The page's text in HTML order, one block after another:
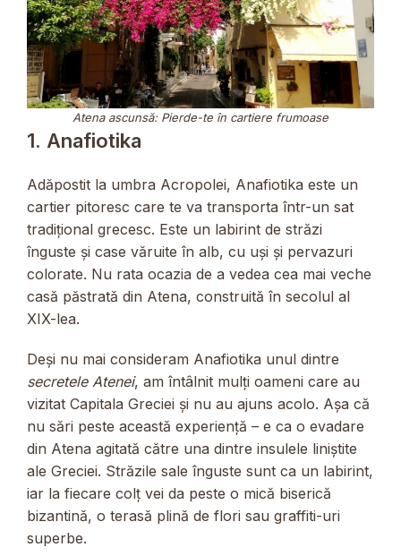
Atena ascunsă: Pierde-te în cartiere frumoase
1. Anafiotika
Adăpostit la umbra Acropolei, Anafiotika este un
cartier pitoresc care te va transporta într-un sat
tradițional grecesc. Este un labirint de străzi
înguste și case văruite în alb, cu uși și pervazuri
colorate. Nu rata ocazia de a vedea cea mai veche
casă păstrată din Atena, construită în secolul al
XIX-lea.
Deși nu mai consideram Anafiotika unul dintre
secretele Atenei, am întâlnit mulți oameni care au
vizitat Capitala Greciei și nu au ajuns acolo. Așa că
nu sări peste această experiență – e ca o evadare
din Atena agitată către una dintre insulele liniștite
ale Greciei. Străzile sale înguste sunt ca un labirint,
iar la fiecare colț vei da peste o mică biserică
bizantină, o terasă plină de flori sau graffiti-uri
superbe.